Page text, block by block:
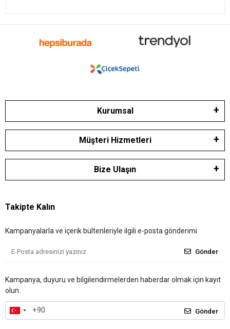
bileziği satın alacağınız yerin politikalarına bağlı olarak değişir. Altın
almadan önce güncel altın fiyatlarını kontrol etmek önemlidir.
belgelerini ve diğer gerekli belgeleri talep etmek önemlidir. Ayrıca,
Bilezik alırken kendi bütçenizi, tercihlerinizi ve amaçlarınızı göz
finansal danışmandan tavsiye almak da size yardımcı olabilir.
Kurumsal
Müşteri Hizmetleri
Bize Ulaşın
Takipte Kalın
Kampanyalarla ve içerik bültenleriyle ilgili e-posta gönderimi
Gönder
Kampanya, duyuru ve bilgilendirmelerden haberdar olmak için kayıt
olun.
Gönder